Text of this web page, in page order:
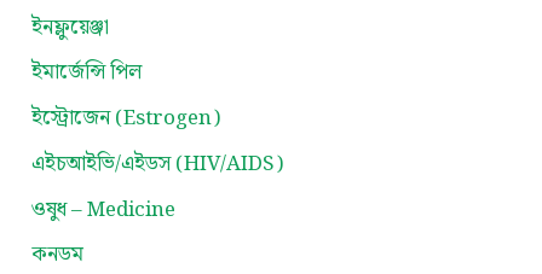
ইনফ্লুয়েঞ্জা
ইমার্জেন্সি পিল
ইস্ট্রোজেন (Estrogen)
এইচআইভি/এইডস (HIV/AIDS)
ওষুধ – Medicine
কনডম